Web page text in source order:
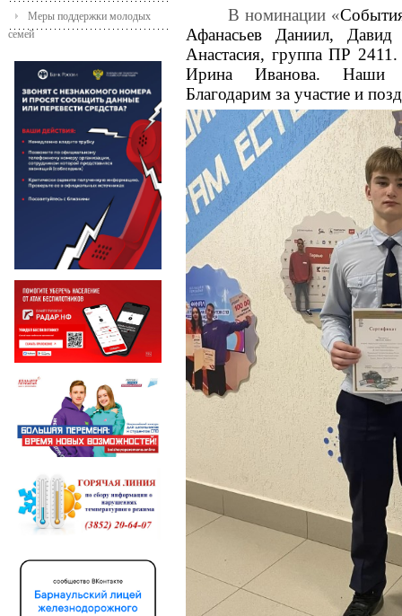
Меры поддержки молодых
семей
В номинации «
Афанасьев Даниил,
Анастасия, группа ПР 2411.
Ирина Иванова. Наши
Благодарим за участие и